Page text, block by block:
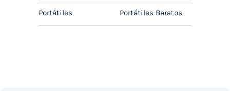
Portátiles Portátiles Baratos